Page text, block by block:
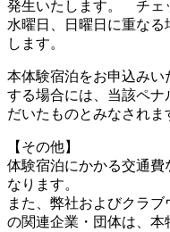
発生いたします。 チェ
水曜日、日曜日に重な
します。
本体験宿泊をお申込みい
する場合には、当該ペナ
だいたものとみなされま
【その他】
体験宿泊にかかる交通費
なります。
また、弊社およびクラ
の関連企業・団体は、